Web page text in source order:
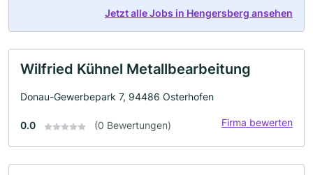
Jetzt alle Jobs in Hengersberg ansehen
Wilfried Kühnel Metallbearbeitung
Donau-Gewerbepark 7, 94486 Osterhofen
0.0 (0 Bewertungen) Firma bewerten